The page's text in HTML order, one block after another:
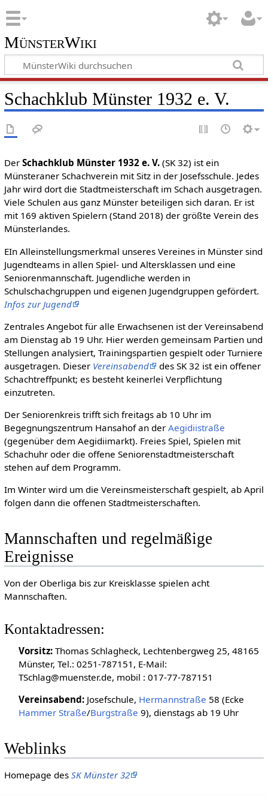
MünsterWiki
Schachklub Münster 1932 e. V.
Der Schachklub Münster 1932 e. V.(SK 32) ist ein
Münsteraner Schachverein mit Sitz in der Josefsschule. Jedes
Jahr wird dort die Stadtmeisterschaft im Schach ausgetragen.
Viele Schulen aus ganz Münster beteiligen sich daran. Er ist
mit 169 aktiven Spielern (Stand 2018) der größte Verein des
Münsterlandes.
EIn Alleinstellungsmerkmal unseres Vereines in Münster sind
Jugendteams in allen Spiel- und Altersklassen und eine
Seniorenmannschaft. Jugendliche werden in
Schulschachgruppen und eigenen Jugendgruppen gefördert.
Infos zur Jugend
Zentrales Angebot für alle Erwachsenen ist der Vereinsabend
am Dienstag ab 19 Uhr. Hier werden gemeinsam Partien und
Stellungen analysiert, Trainingspartien gespielt oder Turniere
ausgetragen. Dieser Vereinsabend
des SK 32 ist ein offener
Schachtreffpunkt; es besteht keinerlei Verpflichtung
einzutreten.
Der Seniorenkreis trifft sich freitags ab 10 Uhr im
Begegnungszentrum Hansahof an der Aegidiistraße
(gegenüber dem Aegidiimarkt). Freies Spiel, Spielen mit
Schachuhr oder die offene Seniorenstadtmeisterschaft
stehen auf dem Programm.
Im Winter wird um die Vereinsmeisterschaft gespielt, ab April
folgen dann die offenen Stadtmeisterschaften.
Mannschaften und regelmäßige
Ereignisse
Von der Oberliga bis zur Kreisklasse spielen acht
Mannschaften.
Kontaktadressen:
Vorsitz: Thomas Schlagheck, Lechtenbergweg 25, 48165
Münster, Tel.: 0251-787151, E-Mail:
TSchlag@muenster.de, mobil : 017-77-787151
Vereinsabend: Josefschule, Hermannstraße 58 (Ecke
Hammer Straße/Burgstraße 9), dienstags ab 19 Uhr
Weblinks
Homepage des SK Münster 32